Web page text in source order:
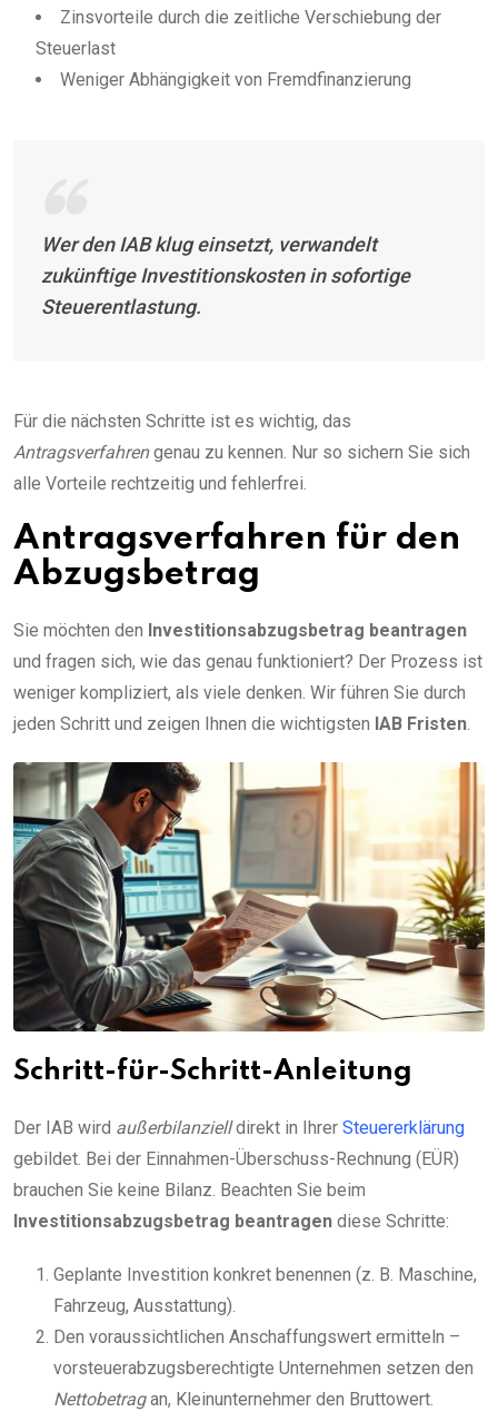
Zinsvorteile durch die zeitliche Verschiebung der
Steuerlast
Weniger Abhängigkeit von Fremdfinanzierung
Wer den IAB klug einsetzt, verwandelt
zukünftige Investitionskosten in sofortige
Steuerentlastung.
Für die nächsten Schritte ist es wichtig, das
Antragsverfahrengenau zu kennen. Nur so sichern Sie sich
alle Vorteile rechtzeitig und fehlerfrei.
Antragsverfahren für den
Abzugsbetrag
Sie möchten den Investitionsabzugsbetrag beantragen
und fragen sich, wie das genau funktioniert? Der Prozess ist
weniger kompliziert, als viele denken. Wir führen Sie durch
jeden Schritt und zeigen Ihnen die wichtigsten IAB Fristen
Schritt-für-Schritt-Anleitung
Der IAB wird außerbilanzielldirekt in Ihrer Steuererklärung
gebildet. Bei der Einnahmen-Überschuss-Rechnung (EÜR)
brauchen Sie keine Bilanz. Beachten Sie beim
Investitionsabzugsbetrag beantragen diese Schritte:
Geplante Investition konkret benennen (z. B. Maschine,
Fahrzeug, Ausstattung).
Den voraussichtlichen Anschaffungswert ermitteln –
vorsteuerabzugsberechtigte Unternehmen setzen den
Nettobetragan, Kleinunternehmer den Bruttowert.